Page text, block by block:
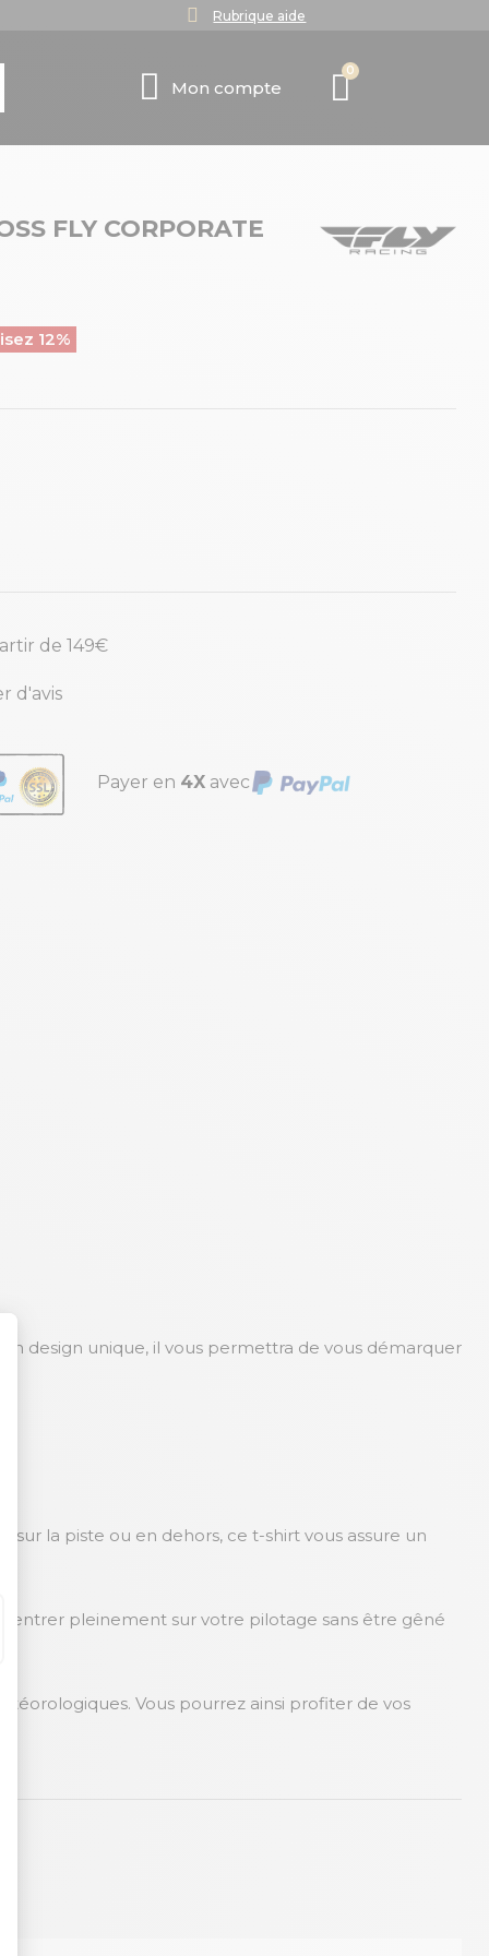
Rubrique aide
Mon compte
FLY CORPORATE
12%
de 149€
d'avis
Payer en 4Xavec
design unique, il vous permettra de vous démarquer
sur la piste ou en dehors, ce t-shirt vous assure un
pleinement sur votre pilotage sans être gêné
Vous pourrez ainsi profiter de vos